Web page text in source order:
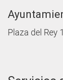
Plaza del Rey